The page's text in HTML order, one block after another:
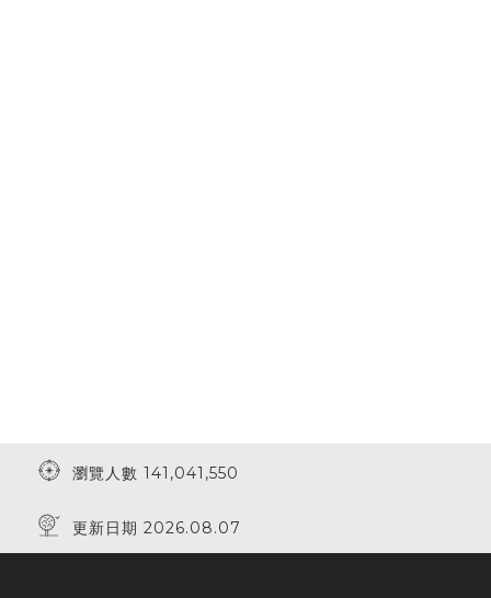
瀏覽人數 141,041,550
更新日期 2026.08.07